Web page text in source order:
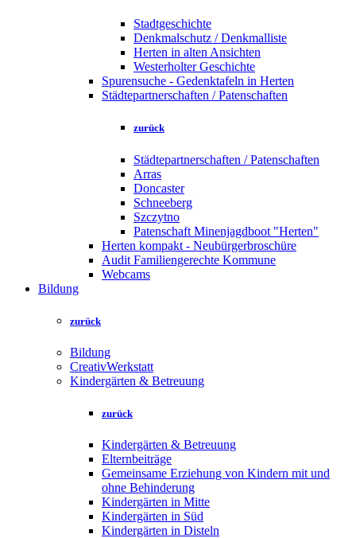
Stadtgeschichte
Denkmalschutz / Denkmalliste
Herten in alten Ansichten
Westerholter Geschichte
Spurensuche - Gedenktafeln in Herten
Städtepartnerschaften / Patenschaften
zurück
Städtepartnerschaften / Patenschaften
Arras
Doncaster
Schneeberg
Szczytno
Patenschaft Minenjagdboot "Herten"
Herten kompakt - Neubürgerbroschüre
Audit Familiengerechte Kommune
Webcams
Bildung
zurück
Bildung
CreativWerkstatt
Kindergärten & Betreuung
zurück
Kindergärten & Betreuung
Elternbeiträge
Gemeinsame Erziehung von Kindern mit und
ohne Behinderung
Kindergärten in Mitte
Kindergärten in Süd
Kindergärten in Disteln